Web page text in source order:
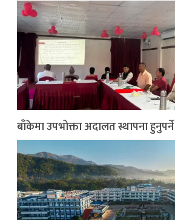
बाँकेमा उपभोक्ता अदालत स्थापना